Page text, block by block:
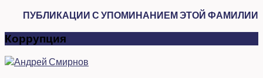
ПУБЛИКАЦИИ С УПОМИНАНИЕМ ЭТОЙ ФАМИЛИИ
Коррупция